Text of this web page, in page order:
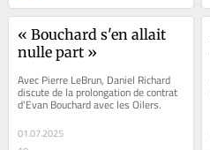
« Bouchard s'en allait
nulle part »
Avec Pierre LeBrun, Daniel Richard
discute de la prolongation de contrat
d'Evan Bouchard avec les Oilers.
01.07.2025